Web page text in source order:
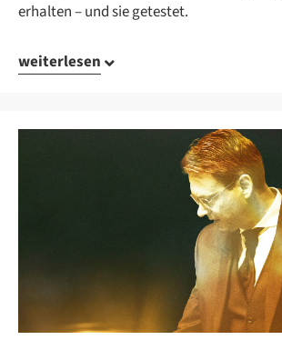
erhalten – und sie getestet.
weiterlesen